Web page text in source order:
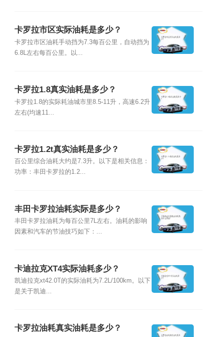
卡罗拉市区实际油耗是多少？
卡罗拉市区油耗手动挡为7.3每百公里，自动挡为
6.8L左右每百公里。以...
卡罗拉1.8真实油耗是多少？
卡罗拉1.8的实际耗油城市里8.5-11升，高速6.2升
左右(均速11...
卡罗拉1.2t真实油耗是多少？
百公里综合油耗大约是7.3升。以下是相关信息：
功率：丰田卡罗拉的1.2...
丰田卡罗拉油耗实际是多少？
丰田卡罗拉油耗为每百公里7L左右。油耗的影响
因素和汽车的节油技巧如下：...
卡迪拉克XT4实际油耗多少？
凯迪拉克xt42.0T的实际油耗为7.2L/100km。以下
是关于凯迪...
卡罗拉油耗真实油耗是多少？